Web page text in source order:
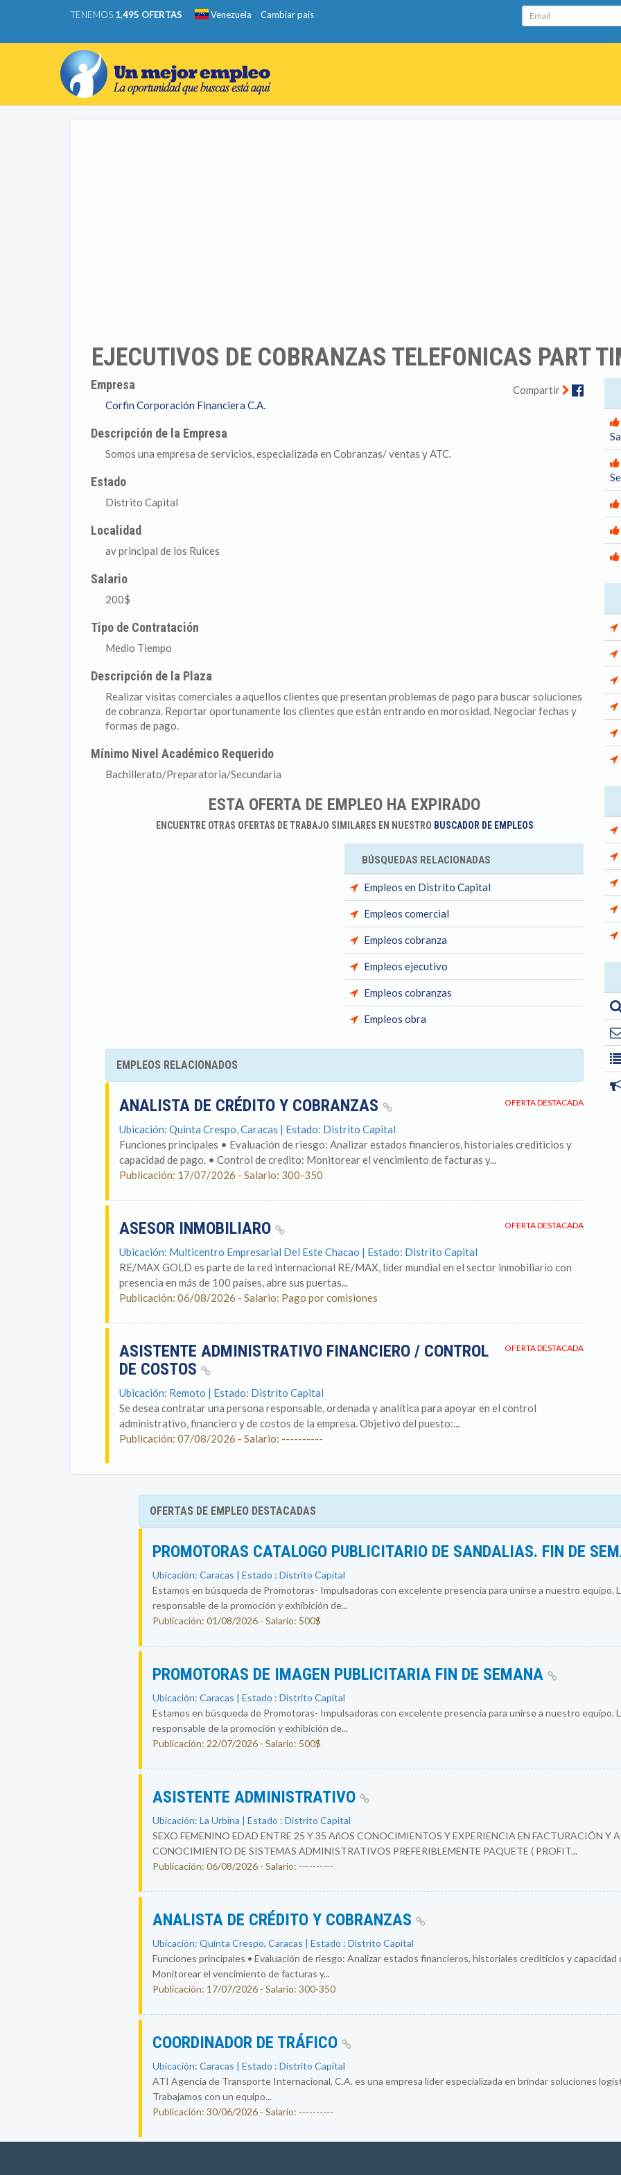
TENEMOS 1,495 OFERTAS Venezuela Cambiar país Email
EJECUTIVOS DE COBRANZAS TELEFONICAS PART
Compartir
Empresa
Corfin Corporación Financiera C.A.
Descripción de la Empresa
Somos una empresa de servicios, especializada en Cobranzas/ ventas y ATC.
Estado
Distrito Capital
Localidad
av principal de los Ruices
Salario
200$
Tipo de Contratación
Medio Tiempo
Descripción de la Plaza
Realizar visitas comerciales a aquellos clientes que presentan problemas de pago para buscar soluciones
de cobranza. Reportar oportunamente los clientes que están entrando en morosidad. Negociar fechas y
formas de pago.
Mínimo Nivel Académico Requerido
Bachillerato/Preparatoria/Secundaria
ESTA OFERTA DE EMPLEO HA EXPIRADO
ENCUENTRE OTRAS OFERTAS DE TRABAJO SIMILARES EN NUESTRO BUSCADOR DE EMPLEOS
BÚSQUEDAS RELACIONADAS
Empleos en Distrito Capital
Empleos comercial
Empleos cobranza
Empleos ejecutivo
Empleos cobranzas
Empleos obra
EMPLEOS RELACIONADOS
OFERTA DESTACADA
ANALISTA DE CRÉDITO Y COBRANZAS
Ubicación: Quinta Crespo, Caracas | Estado: Distrito Capital
Funciones principales • Evaluación de riesgo: Analizar estados financieros, historiales crediticios y
capacidad de pago. • Control de credito: Monitorear el vencimiento de facturas y...
Publicación: 17/07/2026 - Salario: 300-350
OFERTA DESTACADA
ASESOR INMOBILIARO
Ubicación: Multicentro Empresarial Del Este Chacao | Estado: Distrito Capital
RE/MAX GOLD es parte de la red internacional RE/MAX, líder mundial en el sector inmobiliario con
presencia en más de 100 países, abre sus puertas...
Publicación: 06/08/2026 - Salario: Pago por comisiones
OFERTA DESTACADA
ASISTENTE ADMINISTRATIVO FINANCIERO / CONTROL
DE COSTOS
Ubicación: Remoto | Estado: Distrito Capital
Se desea contratar una persona responsable, ordenada y analítica para apoyar en el control
administrativo, financiero y de costos de la empresa. Objetivo del puesto:...
Publicación: 07/08/2026 - Salario: ----------
OFERTAS DE EMPLEO DESTACADAS
PROMOTORAS CATALOGO PUBLICITARIO DE SANDALIAS. FIN DE
Ubicación: Caracas | Estado : Distrito Capital
Estamos en búsqueda de Promotoras- Impulsadoras con excelente presencia para unirse a nuestro equipo.
responsable de la promoción y exhibición de...
Publicación: 01/08/2026 - Salario: 500$
PROMOTORAS DE IMAGEN PUBLICITARIA FIN DE SEMANA
Ubicación: Caracas | Estado : Distrito Capital
Estamos en búsqueda de Promotoras- Impulsadoras con excelente presencia para unirse a nuestro equipo.
responsable de la promoción y exhibición de...
Publicación: 22/07/2026 - Salario: 500$
ASISTENTE ADMINISTRATIVO
Ubicación: La Urbina | Estado : Distrito Capital
SEXO FEMENINO EDAD ENTRE 25 Y 35 AñOS CONOCIMIENTOS Y EXPERIENCIA EN FACTURACIÓN Y
CONOCIMIENTO DE SISTEMAS ADMINISTRATIVOS PREFERIBLEMENTE PAQUETE ( PROFIT...
Publicación: 06/08/2026 - Salario: ----------
ANALISTA DE CRÉDITO Y COBRANZAS
Ubicación: Quinta Crespo, Caracas | Estado : Distrito Capital
Funciones principales • Evaluación de riesgo: Analizar estados financieros, historiales crediticios y
Monitorear el vencimiento de facturas y...
Publicación: 17/07/2026 - Salario: 300-350
COORDINADOR DE TRÁFICO
Ubicación: Caracas | Estado : Distrito Capital
ATI Agencia de Transporte Internacional, C.A. es una empresa líder especializada en brindar soluciones
Trabajamos con un equipo...
Publicación: 30/06/2026 - Salario: ----------